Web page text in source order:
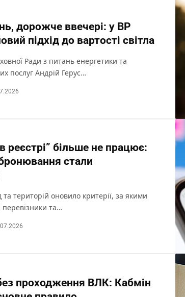
дорожче ввечері: у ВР
підхід до вартості світла
Ради з питань енергетики та
послуг Андрій Герус…
реєстрі” більше не працює:
стали
територій оновило критерії, за якими
перевізники та…
проходження ВЛК: Кабмін